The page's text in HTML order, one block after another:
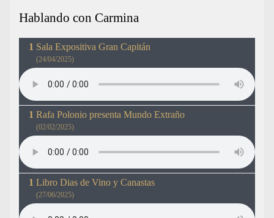
Hablando con Carmina
Sala Expositiva Gran Capitán
(24/04/2025)
Rafa Polonio presenta Mundo Extraño
(02/02/2025)
Libro Dias de Vino y Canastas
(27/06/2025)